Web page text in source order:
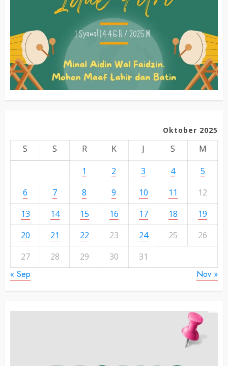
Oktober 2025
S S R K J S
M
1
2 3 4
5
6
7 8 9 10 11
12
13
14 15 16 17 18
19
20
21 22 23 24 25
26
27
28 29 30 31
« Sep Nov »